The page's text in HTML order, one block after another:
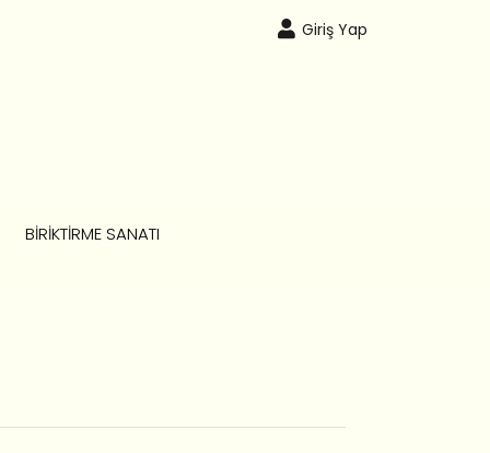
Giriş Yap
BIRIKTIRME SANATI